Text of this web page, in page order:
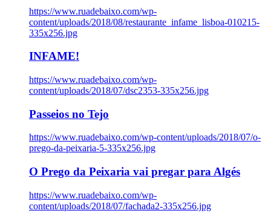
https://www.ruadebaixo.com/wp-
content/uploads/2018/08/restaurante_infame_lisboa-010215-
335x256.jpg
INFAME!
https://www.ruadebaixo.com/wp-
content/uploads/2018/07/dsc2353-335x256.jpg
Passeios no Tejo
https://www.ruadebaixo.com/wp-content/uploads/2018/07/o-
prego-da-peixaria-5-335x256.jpg
O Prego da Peixaria vai pregar para Algés
https://www.ruadebaixo.com/wp-
content/uploads/2018/07/fachada2-335x256.jpg